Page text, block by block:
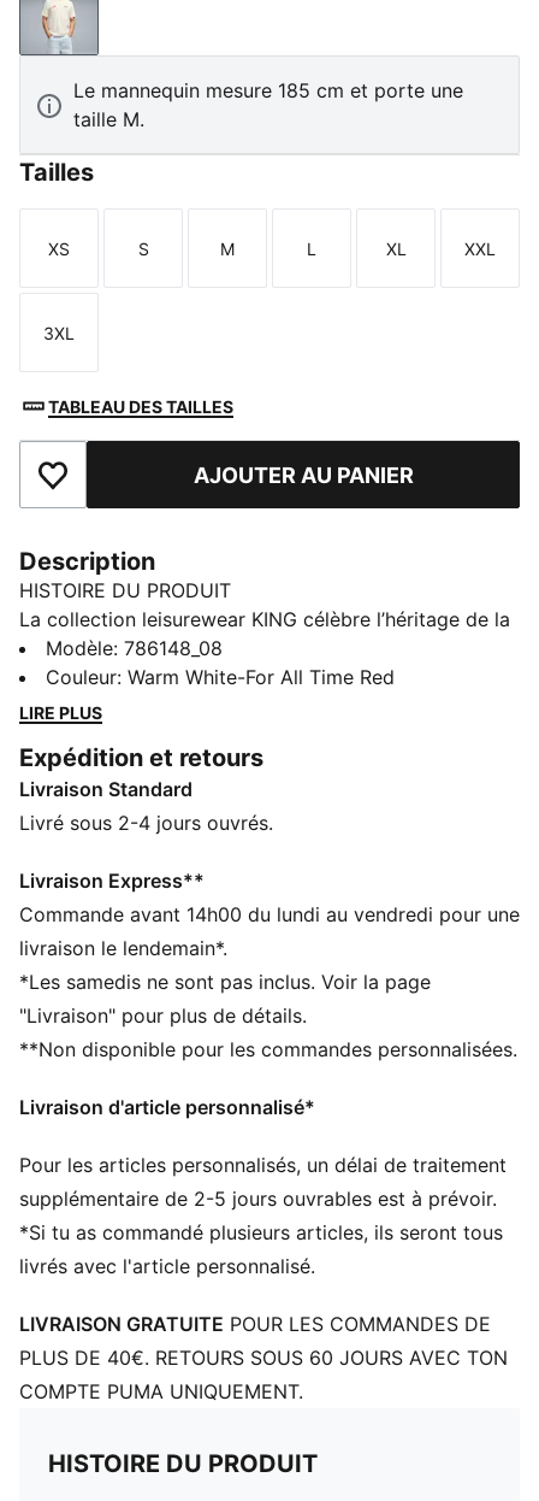
Warm White-For All Time Red
Le mannequin mesure 185 cm et porte une
taille M.
Tailles
Taille
XS
Taille
S
Taille
M
Taille
L
Taille
XL
Taille
XXL
Taille
3XL
TABLEAU DES TAILLES
Ajouter aux favorisAJOUTER AU PANIER
Description
HISTOIRE DU PRODUIT
La collection leisurewear KING célèbre l’héritage de la
célèbre chaussure de football PUMA KING. Arborant
un écusson du club bien visible, ce t-shirt est idéal
pour afficher ta passion pour le RB Leipzig. Son tissu
CARACTÉRISTIQUES + AVANTAGES
Confectionné avec un minimum de 20 % de coton
recyclé
Conçu pour : Lifestyle par PUMA
Coupe : régulière
Longueur : régulière
Matière principale : Jersey simple
Manches courtes
Écusson RB Leipzig
Modèle: 786148_08
Couleur: Warm White-For All Time Red
LIRE PLUS
Expédition et retours
Livraison Standard
Livré sous 2-4 jours ouvrés.
Livraison Express**
Commande avant 14h00 du lundi au vendredi pour une
livraison le lendemain*.
*Les samedis ne sont pas inclus. Voir la page
"Livraison" pour plus de détails.
**Non disponible pour les commandes personnalisées.
Livraison d'article personnalisé*
Pour les articles personnalisés, un délai de traitement
supplémentaire de 2-5 jours ouvrables est à prévoir.
*Si tu as commandé plusieurs articles, ils seront tous
livrés avec l'article personnalisé.
LIVRAISON GRATUITE POUR LES COMMANDES DE
PLUS DE 40€. RETOURS SOUS 60 JOURS AVEC TON
COMPTE PUMA UNIQUEMENT.
HISTOIRE DU PRODUIT